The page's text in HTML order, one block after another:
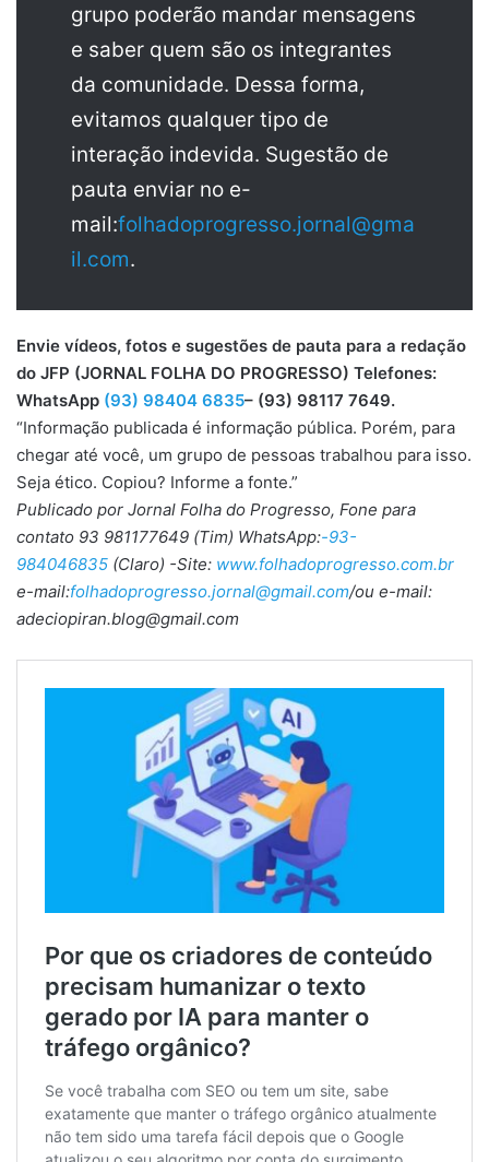
grupo poderão mandar mensagens
e saber quem são os integrantes
da comunidade. Dessa forma,
evitamos qualquer tipo de
interação indevida. Sugestão de
pauta enviar no e-
mail:folhadoprogresso.jornal@gma
il.com.
Envie vídeos, fotos e sugestões de pauta para a redação
do JFP (JORNAL FOLHA DO PROGRESSO) Telefones:
WhatsApp (93) 98404 6835– (93) 98117 7649.
“Informação publicada é informação pública. Porém, para
chegar até você, um grupo de pessoas trabalhou para isso.
Seja ético. Copiou? Informe a fonte.”
Publicado por Jornal Folha do Progresso, Fone para
contato 93 981177649 (Tim) WhatsApp:-93-
984046835 (Claro) -Site: www.folhadoprogresso.com.br
e-mail:folhadoprogresso.jornal@gmail.com/ou e-mail:
adeciopiran.blog@gmail.com